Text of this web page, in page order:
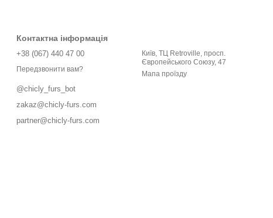
Контактна інформація
+38 (067) 440 47 00
Передзвонити вам?
@chicly_furs_bot
zakaz@chicly-furs.com
partner@chicly-furs.com
Київ, ТЦ Retroville, просп.
Європейського Союзу, 47
Мапа проїзду